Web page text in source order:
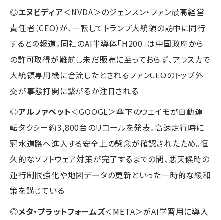
◎エヌビディア＜NVDA＞のジェンスン・ファン最高経営
責任者（CEO）が、一転してトランプ大統領の訪中に同行
するとの報道。同社のAI半導体「H200」は中国政府から
の許可取得が難航し未だ販売に至っておらず、アラスカで
大統領専用機に合流したとされるファンCEOのトップ外
交が事態打開に繋がるか注目される
◎アルファベット＜GOOGL＞傘下のウェイモが自動運
転タクシー約3,800台のリコールを発表。高速走行時に
冠水道路へ進入する安全上の懸念が確認されたため。恒
久的なソフトウェア対策が完了するまでの間、悪天候時の
運行制限強化や地図データの更新といった一時的な緩和
策を講じている
◎メタ・プラットフォームズ＜META＞がAI学習用に導入